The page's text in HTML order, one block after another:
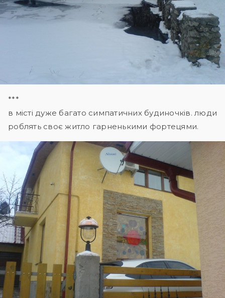
***
в місті дуже багато симпатичних будиночків. люди
роблять своє житло гарненькими фортецями.